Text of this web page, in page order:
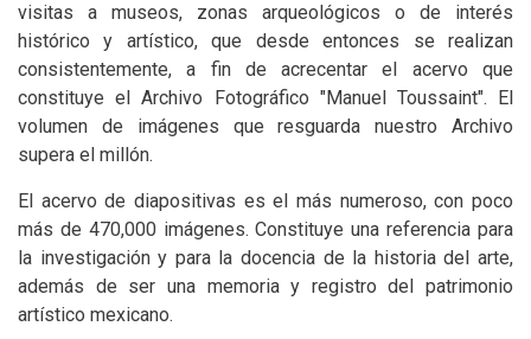
visitas a museos, zonas arqueológicos o de interés
histórico y artístico, que desde entonces se realizan
consistentemente, a fin de acrecentar el acervo que
constituye el Archivo Fotográfico "Manuel Toussaint". El
volumen de imágenes que resguarda nuestro Archivo
supera el millón.
El acervo de diapositivas es el más numeroso, con poco
más de 470,000 imágenes. Constituye una referencia para
la investigación y para la docencia de la historia del arte,
además de ser una memoria y registro del patrimonio
artístico mexicano.